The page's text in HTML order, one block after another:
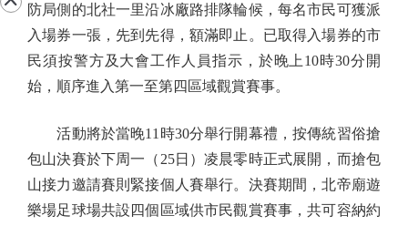
防局側的北社一里沿冰廠路排隊輪候，每名市民可獲派
入場券一張，先到先得，額滿即止。已取得入場券的市
民須按警方及大會工作人員指示，於晚上10時30分開
始，順序進入第一至第四區域觀賞賽事。
活動將於當晚11時30分舉行開幕禮，按傳統習俗搶
包山決賽於下周一（25日）凌晨零時正式展開，而搶包
山接力邀請賽則緊接個人賽舉行。決賽期間，北帝廟遊
樂場足球場共設四個區域供市民觀賞賽事，共可容納約